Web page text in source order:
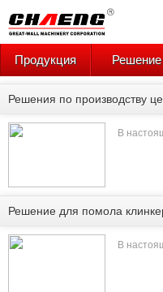
Продукция Решение
Решения по производству
В
Решение для помола
В